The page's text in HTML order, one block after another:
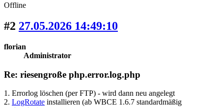
Offline
#2 27.05.2026 14:49:10
florian
Administrator
Re: riesengroße php.error.log.php
1. Errorlog löschen (per FTP) - wird dann neu angelegt
2. LogRotate installieren (ab WBCE 1.6.7 standardmäßig